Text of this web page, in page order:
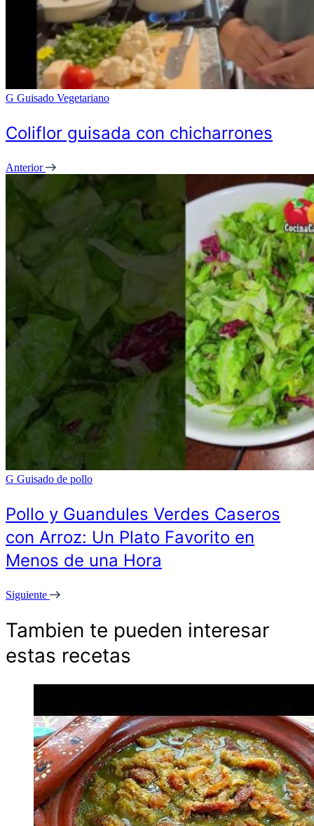
G Guisado Vegetariano
Coliflor guisada con chicharrones
Anterior
G Guisado de pollo
Pollo y Guandules Verdes Caseros
con Arroz: Un Plato Favorito en
Menos de una Hora
Siguiente
Tambien te pueden interesar
estas recetas